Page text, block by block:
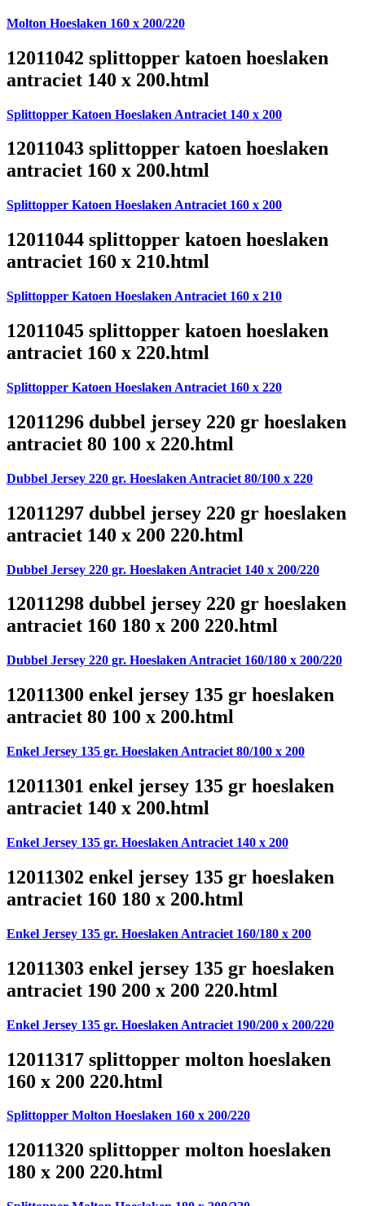
Molton Hoeslaken 160 x 200/220
12011042 splittopper katoen hoeslaken
antraciet 140 x 200.html
Splittopper Katoen Hoeslaken Antraciet 140 x 200
12011043 splittopper katoen hoeslaken
antraciet 160 x 200.html
Splittopper Katoen Hoeslaken Antraciet 160 x 200
12011044 splittopper katoen hoeslaken
antraciet 160 x 210.html
Splittopper Katoen Hoeslaken Antraciet 160 x 210
12011045 splittopper katoen hoeslaken
antraciet 160 x 220.html
Splittopper Katoen Hoeslaken Antraciet 160 x 220
12011296 dubbel jersey 220 gr hoeslaken
antraciet 80 100 x 220.html
Dubbel Jersey 220 gr. Hoeslaken Antraciet 80/100 x 220
12011297 dubbel jersey 220 gr hoeslaken
antraciet 140 x 200 220.html
Dubbel Jersey 220 gr. Hoeslaken Antraciet 140 x 200/220
12011298 dubbel jersey 220 gr hoeslaken
antraciet 160 180 x 200 220.html
Dubbel Jersey 220 gr. Hoeslaken Antraciet 160/180 x 200/220
12011300 enkel jersey 135 gr hoeslaken
antraciet 80 100 x 200.html
Enkel Jersey 135 gr. Hoeslaken Antraciet 80/100 x 200
12011301 enkel jersey 135 gr hoeslaken
antraciet 140 x 200.html
Enkel Jersey 135 gr. Hoeslaken Antraciet 140 x 200
12011302 enkel jersey 135 gr hoeslaken
antraciet 160 180 x 200.html
Enkel Jersey 135 gr. Hoeslaken Antraciet 160/180 x 200
12011303 enkel jersey 135 gr hoeslaken
antraciet 190 200 x 200 220.html
Enkel Jersey 135 gr. Hoeslaken Antraciet 190/200 x 200/220
12011317 splittopper molton hoeslaken
160 x 200 220.html
Splittopper Molton Hoeslaken 160 x 200/220
12011320 splittopper molton hoeslaken
180 x 200 220.html